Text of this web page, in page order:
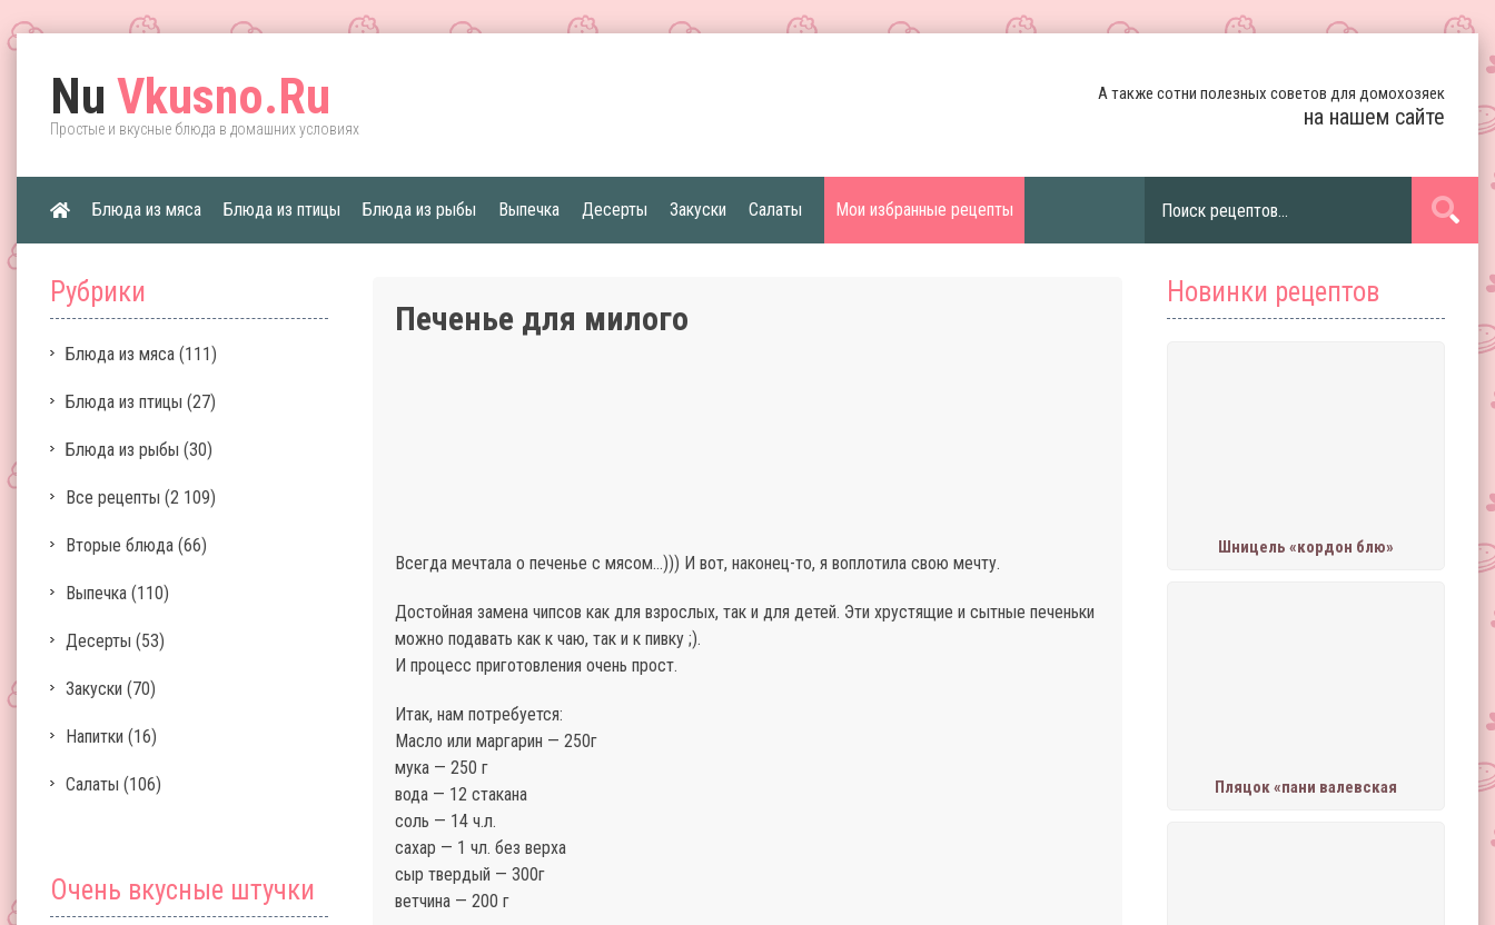
Nu Vkusno.Ru
Простые и вкусные блюда в домашних условиях
А также сотни полезных советов для домохозяек
на нашем сайте
Блюда из мяса Блюда из птицы Блюда из рыбы Выпечка Десерты Закуски Салаты Мои избранные рецепты
Рубрики
Блюда из мяса (111)
Блюда из птицы (27)
Блюда из рыбы (30)
Все рецепты (2 109)
Вторые блюда (66)
Выпечка (110)
Десерты (53)
Закуски (70)
Напитки (16)
Салаты (106)
Очень вкусные штучки
Новинки рецептов
Шницель «кордон блю»
Пляцок «пани валевская
Печенье для милого
Всегда мечтала о печенье с мясом…))) И вот, наконец-то, я воплотила свою мечту.
Достойная замена чипсов как для взрослых, так и для детей. Эти хрустящие и сытные печеньки
можно подавать как к чаю, так и к пивку ;).
И процесс приготовления очень прост.
Итак, нам потребуется:
Масло или маргарин — 250г
мука — 250 г
вода — 12 стакана
соль — 14 ч.л.
сахар — 1 чл. без верха
сыр твердый — 300г
ветчина — 200 г